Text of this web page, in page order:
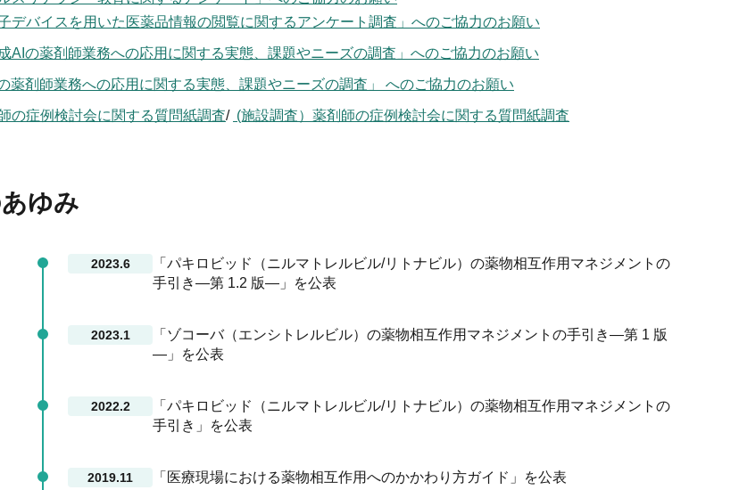
デバイスを用いた医薬品情報の閲覧に関するアンケート調査」へのご協力のお願い
AIの薬剤師業務への応用に関する実態、課題やニーズの調査」へのご協力のお願い
薬剤師業務への応用に関する実態、課題やニーズの調査」 へのご協力のお願い
の症例検討会に関する質問紙調査/ (施設調査）薬剤師の症例検討会に関する質問紙調査
ゆみ
2023.6
「パキロビッド（ニルマトレルビル/リトナビル）の薬物相互作用マネジメントの
手引き―第 1.2 版―」を公表
2023.1
「ゾコーバ（エンシトレルビル）の薬物相互作用マネジメントの手引き―第 1 版
―」を公表
2022.2
「パキロビッド（ニルマトレルビル/リトナビル）の薬物相互作用マネジメントの
手引き」を公表
2019.11 「医療現場における薬物相互作用へのかかわり方ガイド」を公表